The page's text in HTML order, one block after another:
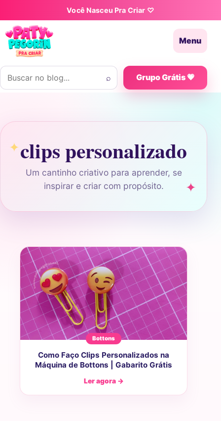
Pular para o conteúdoVocê Nasceu Pra Criar ♡
Menu
Buscar por:
⌕ Grupo Grátis 💗
clips personalizado
Um cantinho criativo para aprender, se
inspirar e criar com propósito.
Bottons
Como Faço Clips Personalizados na
Máquina de Bottons | Gabarito Grátis
Ler agora →